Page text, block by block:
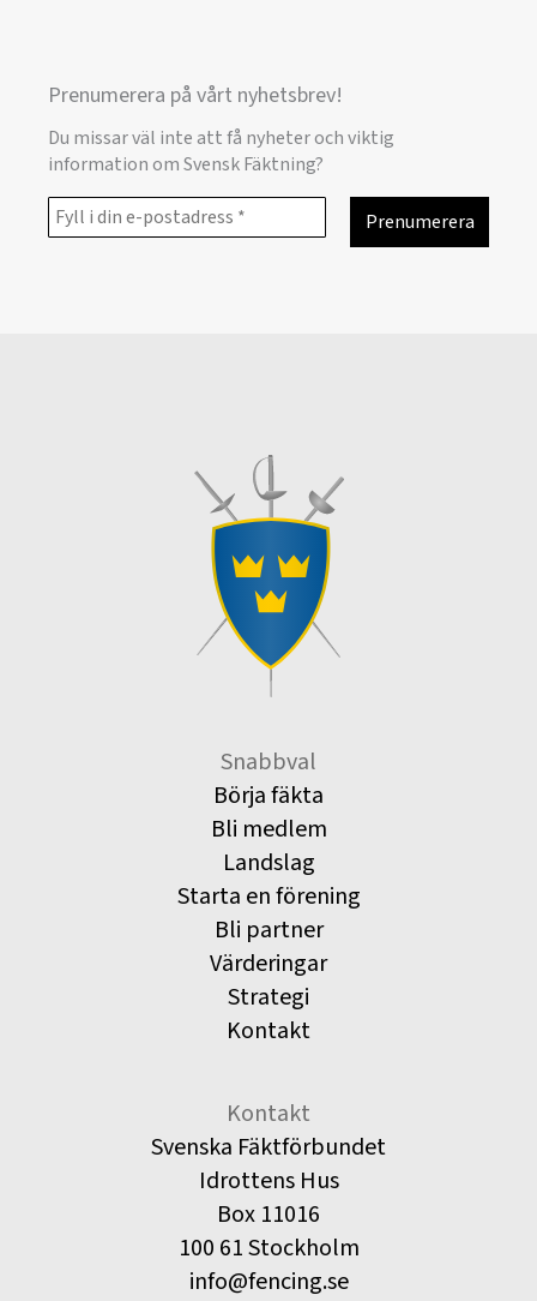
Prenumerera på vårt nyhetsbrev!
Du missar väl inte att få nyheter och viktig
information om Svensk Fäktning?
Snabbval
Börja fäkta
Bli medlem
Landslag
Starta en förening
Bli partner
Värderingar
Strategi
Kontakt
Kontakt
Svenska Fäktförbundet
Idrottens Hus
Box 11016
100 61 Stockholm
info@fencing.se